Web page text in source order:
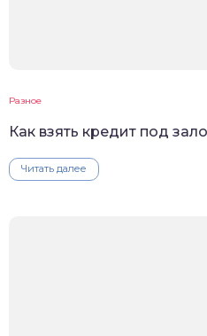
Разное
Как взять кредит под
Читать далее